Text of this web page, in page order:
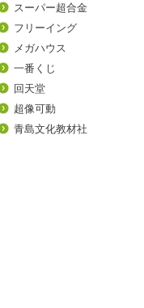
スーパー超合金
フリーイング
メガハウス
一番くじ
回天堂
超像可動
青島文化教材社